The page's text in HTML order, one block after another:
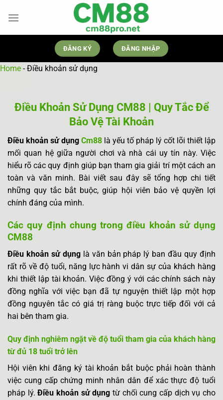
ĐĂNG KÝ ĐĂNG NHẬP
Home -Điều khoản sử dụng
Điều Khoản Sử Dụng CM88 | Quy Tắc Để
Bảo Vệ Tài Khoản
Điều khoản sử dụng Cm88 là yếu tố pháp lý cốt lõi thiết lập
mối quan hệ giữa người chơi và nhà cái uy tín này. Việc
hiểu rõ các quy định giúp bạn tham gia giải trí một cách an
toàn và văn minh. Bài viết sau đây sẽ tổng hợp chi tiết
những quy tắc bắt buộc, giúp hội viên bảo vệ quyền lợi
chính đáng của mình.
Các quy định chung trong điều khoản sử dụng
CM88
Điều khoản sử dụnglà văn bản pháp lý ban đầu quy định
rất rõ về độ tuổi, năng lực hành vi dân sự của khách hàng
khi thiết lập tài khoản. Việc đồng ý với các chính sách này
đồng nghĩa với việc bạn đã tự nguyện thiết lập một hợp
đồng nguyên tắc có giá trị ràng buộc trực tiếp đối với cả
hai bên tham gia.
Quy định nghiêm ngặt về độ tuổi tham gia của khách hàng
từ đủ 18 tuổi trở lên
Hội viên khi đăng ký tài khoản bắt buộc phải hoàn thành
việc cung cấp chứng minh nhân dân để xác thực độ tuổi
pháp lý.Điều khoản sử dụngtừ chối cung cấp dịch vụ cho